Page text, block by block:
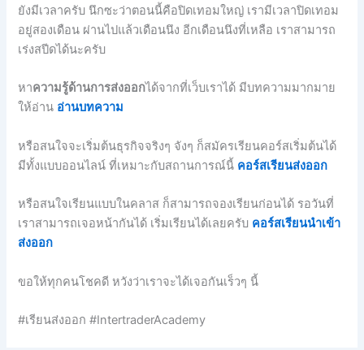
ยังมีเวลาครับ นึกซะว่าตอนนี้คือปิดเทอมใหญ่ เรามีเวลาปิดเทอม
อยู่สองเดือน ผ่านไปแล้วเดือนนึง อีกเดือนนึงที่เหลือ เราสามารถ
เร่งสปีดได้นะครับ
หาความรู้ด้านการส่งออกได้จากที่เว็บเราได้ มีบทความมากมาย
ให้อ่าน อ่านบทความ
หรือสนใจจะเริ่มต้นธุรกิจจริงๆ จังๆ ก็สมัครเรียนคอร์สเริ่มต้นได้
มีทั้งแบบออนไลน์ ที่เหมาะกับสถานการณ์นี้ คอร์สเรียนส่งออก
หรือสนใจเรียนแบบในคลาส ก็สามารถจองเรียนก่อนได้ รอวันที่
เราสามารถเจอหน้ากันได้ เริ่มเรียนได้เลยครับ คอร์สเรียนนำเข้า
ส่งออก
ขอให้ทุกคนโชคดี หวังว่าเราจะได้เจอกันเร็วๆ นี้
#เรียนส่งออก #IntertraderAcademy